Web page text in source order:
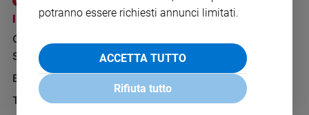
Caso
settimana
Migranti
Diversità
I SITI SAN PAOLO
GRUPPO EDITORIALE
SAN PAOLO
BENESSERE
TELENOVA
NOTE LEGALI
INFORMATIVA
WHISTLEBLOWING
SOCIAL
potranno essere richiesti annunci limitati.
ACCETTA TUTTO
Rifiuta tutto